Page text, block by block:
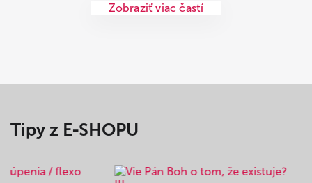
Zobraziť viac častí
Tipy z E-SHOPU